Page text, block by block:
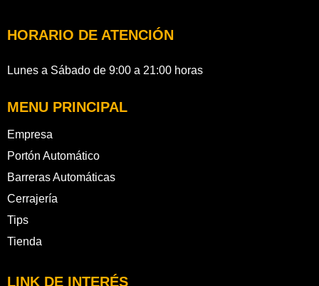
HORARIO DE ATENCIÓN
Lunes a Sábado de 9:00 a 21:00 horas
MENU PRINCIPAL
Empresa
Portón Automático
Barreras Automáticas
Cerrajería
Tips
Tienda
LINK DE INTERÉS